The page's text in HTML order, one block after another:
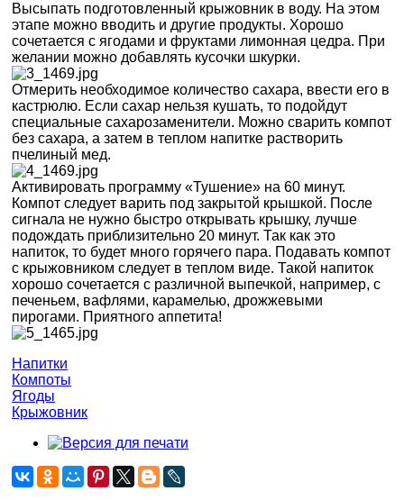
Высыпать подготовленный крыжовник в воду. На этом
этапе можно вводить и другие продукты. Хорошо
сочетается с ягодами и фруктами лимонная цедра. При
желании можно добавлять кусочки шкурки.
Отмерить необходимое количество сахара, ввести его в
кастрюлю. Если сахар нельзя кушать, то подойдут
специальные сахарозаменители. Можно сварить компот
без сахара, а затем в теплом напитке растворить
пчелиный мед.
Активировать программу «Тушение» на 60 минут.
Компот следует варить под закрытой крышкой. После
сигнала не нужно быстро открывать крышку, лучше
подождать приблизительно 20 минут. Так как это
напиток, то будет много горячего пара. Подавать компот
с крыжовником следует в теплом виде. Такой напиток
хорошо сочетается с различной выпечкой, например, с
печеньем, вафлями, карамелью, дрожжевыми
пирогами. Приятного аппетита!
Напитки
Компоты
Ягоды
Крыжовник